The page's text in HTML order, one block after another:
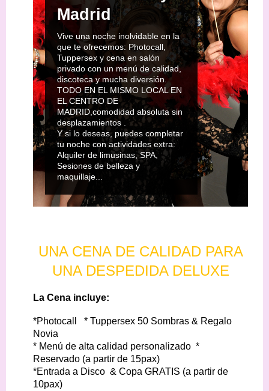
Madrid
Vive una noche inolvidable en la
que te ofrecemos: Photocall,
Tuppersex y cena en salón
privado con un menú de calidad,
discoteca y mucha diversión.
TODO EN EL MISMO LOCAL EN
EL CENTRO DE
MADRID,comodidad absoluta sin
desplazamientos .
Y si lo deseas, puedes completar
tu noche con actividades extra:
Alquiler de limusinas, SPA,
Sesiones de belleza y
maquillaje...
UNA CENA DE CALIDAD PARA
UNA DESPEDIDA DELUXE
La Cena incluye:
*Photocall * Tuppersex 50 Sombras & Regalo
Novia
* Menú de alta calidad personalizado *
Reservado (a partir de 15pax)
*Entrada a Disco & Copa GRATIS (a partir de
10pax)